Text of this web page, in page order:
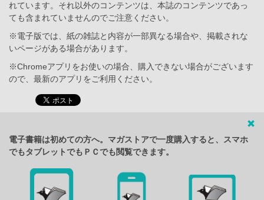
れています。それ以外のコンテンツは、本誌のコンテンツであっ
ても含まれていませんのでご注意ください。
※電子版では、紙の雑誌と内容が一部異なる場合や、掲載されな
いページがある場合があります。
※Chromeアプリをお使いの場合、購入できない場合がございます
ので、最新のアプリをご利用ください。
電子書籍は初めての方へ。マガストアで一度購入すると、スマホ
でもタブレットでもＰＣでも閲覧できます。